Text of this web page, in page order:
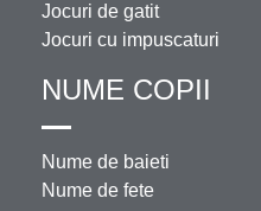
Jocuri de gatit
Jocuri cu impuscaturi
NUME COPII
Nume de baieti
Nume de fete